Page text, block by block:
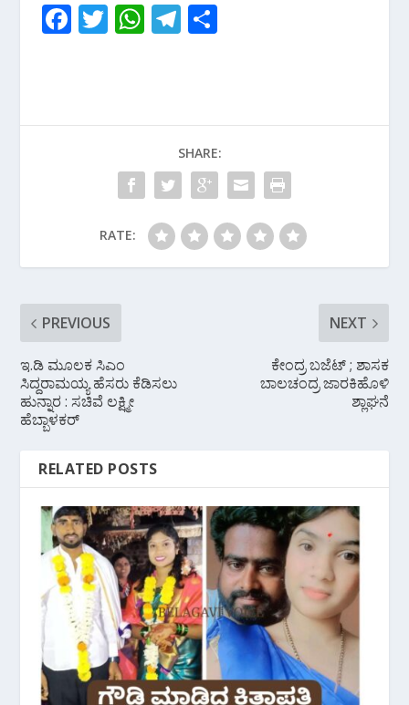
F
o
T W
A
p
p
T
a
m
SHARE:
RATE:
PREVIOUS
ಇ.ಡಿ ಮೂಲಕ ಸಿಎಂ
ಸಿದ್ದರಾಮಯ್ಯ ಹೆಸರು ಕೆಡಿಸಲು
ಹುನ್ನಾರ‌ : ಸಚಿವೆ ಲಕ್ಷ್ಮೀ
ಹೆಬ್ಬಾಳಕರ್
NEXT
ಕೇಂದ್ರ ಬಜೆಟ್ ; ಶಾಸಕ
ಬಾಲಚಂದ್ರ ಜಾರಕಿಹೊಳಿ
ಶ್ಲಾಘನೆ
RELATED POSTS